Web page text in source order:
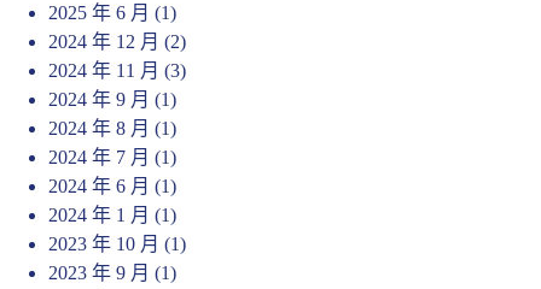
2025 年 6 月 (1)
2024 年 12 月 (2)
2024 年 11 月 (3)
2024 年 9 月 (1)
2024 年 8 月 (1)
2024 年 7 月 (1)
2024 年 6 月 (1)
2024 年 1 月 (1)
2023 年 10 月 (1)
2023 年 9 月 (1)